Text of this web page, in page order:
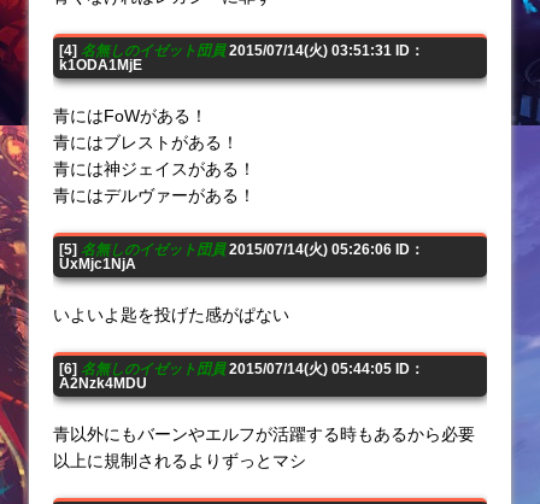
[4] 名無しのイゼット団員2015/07/14(火) 03:51:31 ID：
k1ODA1MjE
青にはFoWがある！
青にはブレストがある！
青には神ジェイスがある！
青にはデルヴァーがある！
[5] 名無しのイゼット団員2015/07/14(火) 05:26:06 ID：
UxMjc1NjA
いよいよ匙を投げた感がぱない
[6] 名無しのイゼット団員2015/07/14(火) 05:44:05 ID：
A2Nzk4MDU
青以外にもバーンやエルフが活躍する時もあるから必要
以上に規制されるよりずっとマシ